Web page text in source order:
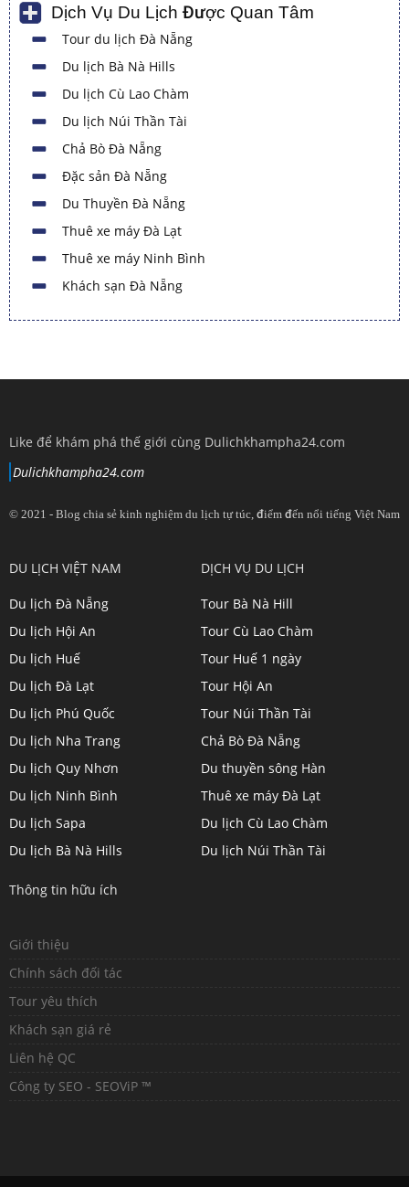
Dịch Vụ Du Lịch Được Quan Tâm
Tour du lịch Đà Nẵng
Du lịch Bà Nà Hills
Du lịch Cù Lao Chàm
Du lịch Núi Thần Tài
Chả Bò Đà Nẵng
Đặc sản Đà Nẵng
Du Thuyền Đà Nẵng
Thuê xe máy Đà Lạt
Thuê xe máy Ninh Bình
Khách sạn Đà Nẵng
Like để khám phá thế giới cùng Dulichkhampha24.com
Dulichkhampha24.com
© 2021 - Blog chia sẻ kinh nghiệm du lịch tự túc, điểm đến nổi tiếng Việt Nam
profile
on
Twitter
profile
on
LinkedIn
profile
on
YouTube
profile
on
Google+
DU LỊCH VIỆT NAM
Du lịch Đà Nẵng
Du lịch Hội An
Du lịch Huế
Du lịch Đà Lạt
Du lịch Phú Quốc
Du lịch Nha Trang
Du lịch Quy Nhơn
Du lịch Ninh Bình
Du lịch Sapa
Du lịch Bà Nà Hills
DỊCH VỤ DU LỊCH
Tour Bà Nà Hill
Tour Cù Lao Chàm
Tour Huế 1 ngày
Tour Hội An
Tour Núi Thần Tài
Chả Bò Đà Nẵng
Du thuyền sông Hàn
Thuê xe máy Đà Lạt
Du lịch Cù Lao Chàm
Du lịch Núi Thần Tài
Thông tin hữu ích
Giới thiệu
Chính sách đối tác
Tour yêu thích
Khách sạn giá rẻ
Liên hệ QC
Công ty SEO - SEOViP ™